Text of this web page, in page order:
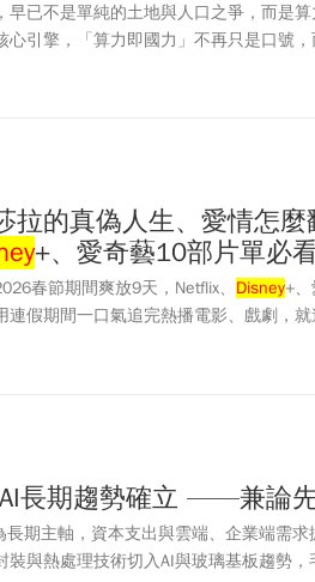
早已不是單純的土地與人口之爭，而是
心引擎，「算力即國力」不再只是口號，
與AI算力不僅是產業優勢，更是國家安全
拉的真偽人生、愛情怎
+、愛奇藝10部片單必
春節期間爽放9天，Netflix、 Disney+
連假期間一口氣追完熱播電影、戲劇，
年必看影集、電影一次看！
長期趨勢確立 ——兼論
長期主軸，資本支出與雲端、企業端需
裝與熱處理技術切入AI與玻璃基板趨勢